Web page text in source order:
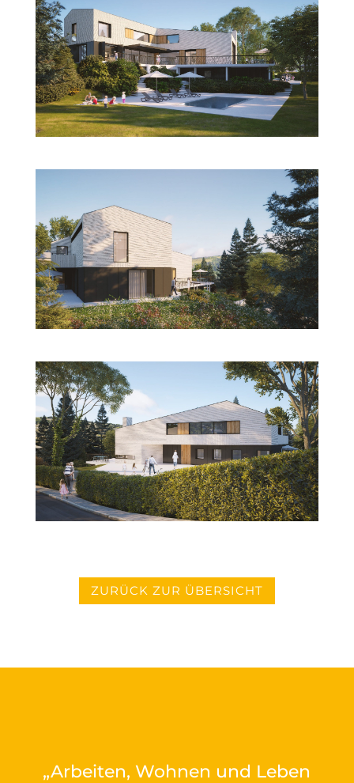
ZURÜCK ZUR ÜBERSICHT
„Arbeiten, Wohnen und Leben